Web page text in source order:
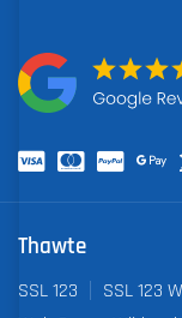
Thawte
SSL 123 SSL 123